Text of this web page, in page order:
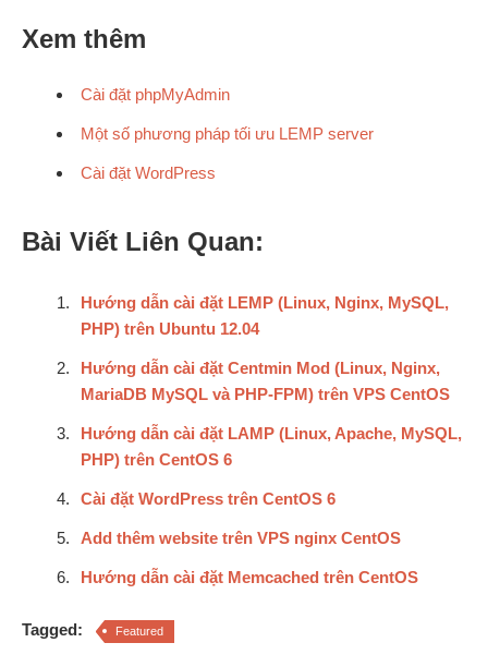
Xem thêm
Cài đặt phpMyAdmin
Một số phương pháp tối ưu LEMP server
Cài đặt WordPress
Bài Viết Liên Quan:
Hướng dẫn cài đặt LEMP (Linux, Nginx, MySQL,
PHP) trên Ubuntu 12.04
Hướng dẫn cài đặt Centmin Mod (Linux, Nginx,
MariaDB MySQL và PHP-FPM) trên VPS CentOS
Hướng dẫn cài đặt LAMP (Linux, Apache, MySQL,
PHP) trên CentOS 6
Cài đặt WordPress trên CentOS 6
Add thêm website trên VPS nginx CentOS
Hướng dẫn cài đặt Memcached trên CentOS
Tagged: Featured